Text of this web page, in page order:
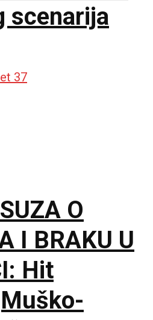
scenarija
37
O
I BRAKU U
Hit